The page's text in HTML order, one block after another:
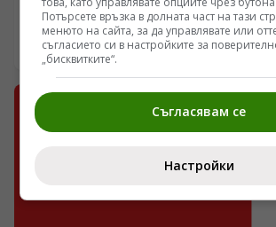
Аутопсията показа, че той е бил в
състояние.
02.10.2009 19:40
Потърсете връзка в долната част на тази
менюто на сайта, за да управлявате или
съгласието си в настройките за
„бисквитките“.
Съгласявам се
Настройки